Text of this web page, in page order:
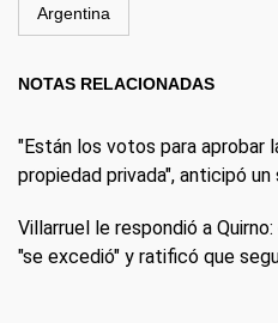
Argentina
NOTAS RELACIONADAS
"Están los votos para aprobar
propiedad privada", anticipó un
Villarruel le respondió a
"se excedió" y ratificó que